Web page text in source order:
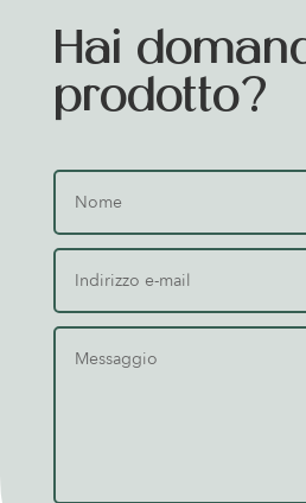
Hai
prodotto?